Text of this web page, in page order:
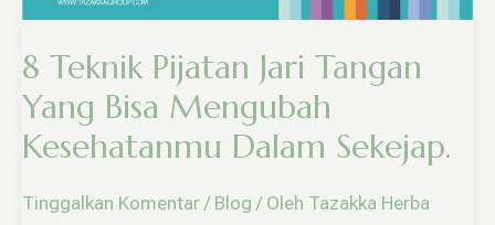
8 Teknik Pijatan Jari Tangan
Yang Bisa Mengubah
Kesehatanmu Dalam Sekejap.
Tinggalkan Komentar / Blog / Oleh Tazakka Herba
Kesehatanmu
Sekejap.